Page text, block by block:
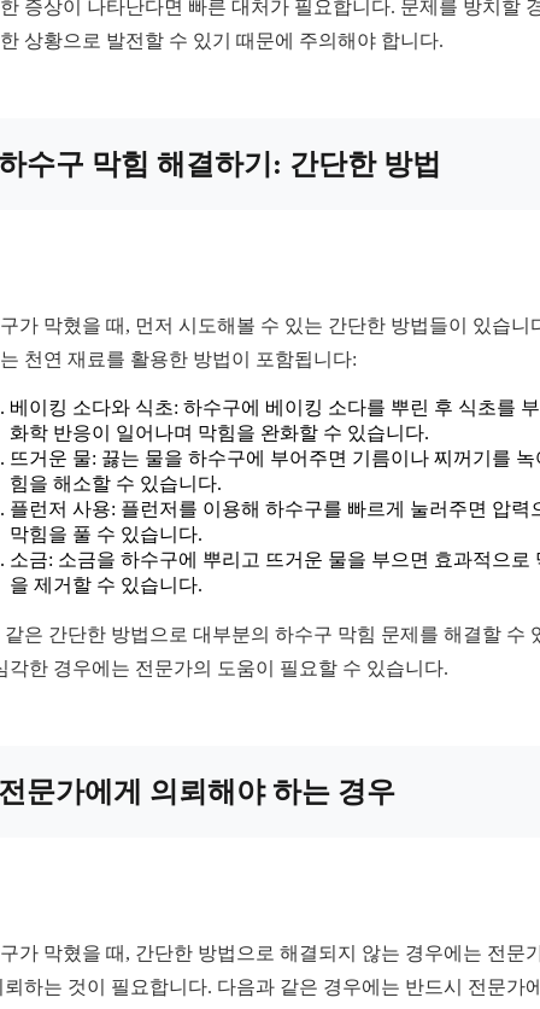
증상이 나타난다면 빠른 대처가 필요합니다. 문제를 방치할
상황으로 발전할 수 있기 때문에 주의해야 합니다.
수구 막힘 해결하기: 간단한 방법
가 막혔을 때, 먼저 시도해볼 수 있는 간단한 방법들이 있습니
천연 재료를 활용한 방법이 포함됩니다:
베이킹 소다와 식초: 하수구에 베이킹 소다를 뿌린 후 식초를
화학 반응이 일어나며 막힘을 완화할 수 있습니다.
뜨거운 물: 끓는 물을 하수구에 부어주면 기름이나 찌꺼기를 녹
힘을 해소할 수 있습니다.
플런저 사용: 플런저를 이용해 하수구를 빠르게 눌러주면 압력
막힘을 풀 수 있습니다.
소금: 소금을 하수구에 뿌리고 뜨거운 물을 부으면 효과적으로
을 제거할 수 있습니다.
같은 간단한 방법으로 대부분의 하수구 막힘 문제를 해결할 수
각한 경우에는 전문가의 도움이 필요할 수 있습니다.
문가에게 의뢰해야 하는 경우
가 막혔을 때, 간단한 방법으로 해결되지 않는 경우에는 전문
뢰하는 것이 필요합니다. 다음과 같은 경우에는 반드시 전문가